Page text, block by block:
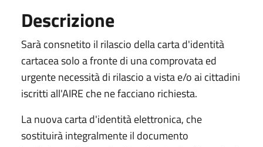
Descrizione
Sarà consnetito il rilascio della carta d'identità
cartacea solo a fronte di una comprovata ed
urgente necessità di rilascio a vista e/o ai cittadini
iscritti all'AIRE che ne facciano richiesta.
La nuova carta d'identità elettronica, che
sostituirà integralmente il documento